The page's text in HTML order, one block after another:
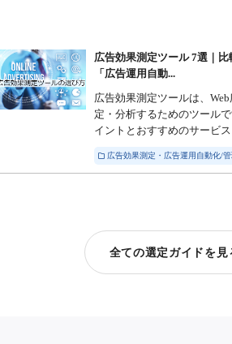
広告効果測定ツール 7選｜
「広告運用自動...
広告効果測定ツールは、
定・分析するためのツール
イントとおすすめのサービス
広告効果測定・広告運用自動化/
全ての選定ガイドを